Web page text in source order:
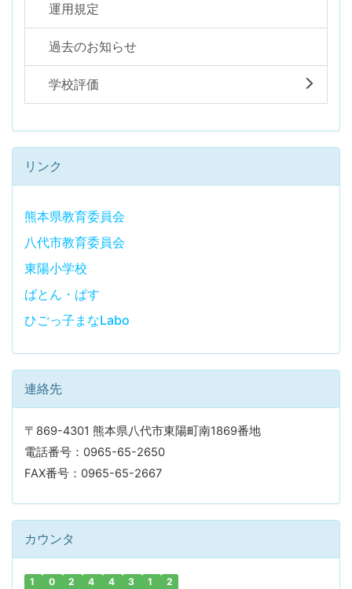
運用規定
過去のお知らせ
学校評価
リンク
熊本県教育委員会
八代市教育委員会
東陽小学校
ばとん・ぱす
ひごっ子まなLabo
連絡先
〒869-4301 熊本県八代市東陽町南1869番地
電話番号：0965-65-2650
FAX番号：0965-65-2667
カウンタ
1 0 2 4 4 3 1 2